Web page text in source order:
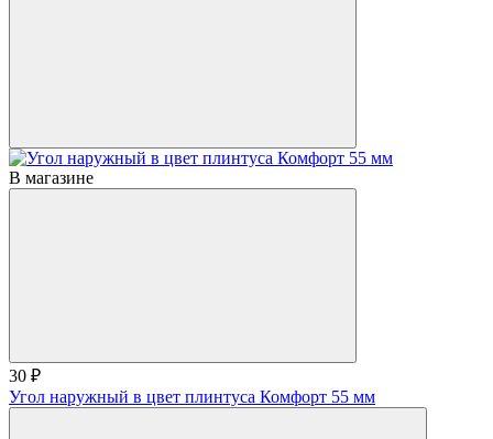
В магазине
30 ₽
Угол наружный в цвет плинтуса Комфорт 55 мм